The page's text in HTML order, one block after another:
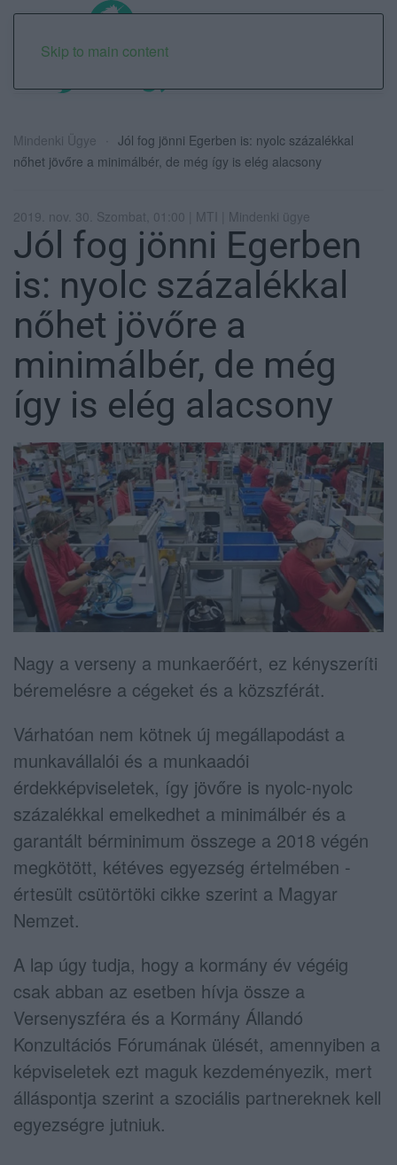
Skip to main content
Mindenki Ügye
Jól fog jönni Egerben is: nyolc százalékkal
nőhet jövőre a minimálbér, de még így is elég alacsony
2019. nov. 30. Szombat, 01:00 | MTI | Mindenki ügye
Jól fog jönni Egerben
is: nyolc százalékkal
nőhet jövőre a
minimálbér, de még
így is elég alacsony
Nagy a verseny a munkaerőért, ez kényszeríti
béremelésre a cégeket és a közszférát.
Várhatóan nem kötnek új megállapodást a
munkavállalói és a munkaadói
érdekképviseletek, így jövőre is nyolc-nyolc
százalékkal emelkedhet a minimálbér és a
garantált bérminimum összege a 2018 végén
megkötött, kétéves egyezség értelmében -
értesült csütörtöki cikke szerint a Magyar
Nemzet.
A lap úgy tudja, hogy a kormány év végéig
csak abban az esetben hívja össze a
Versenyszféra és a Kormány Állandó
Konzultációs Fórumának ülését, amennyiben a
képviseletek ezt maguk kezdeményezik, mert
álláspontja szerint a szociális partnereknek kell
egyezségre jutniuk.